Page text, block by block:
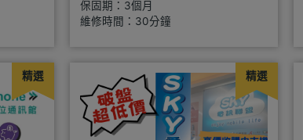
保固期：3個月
維修時間：30分鐘
精選 精選